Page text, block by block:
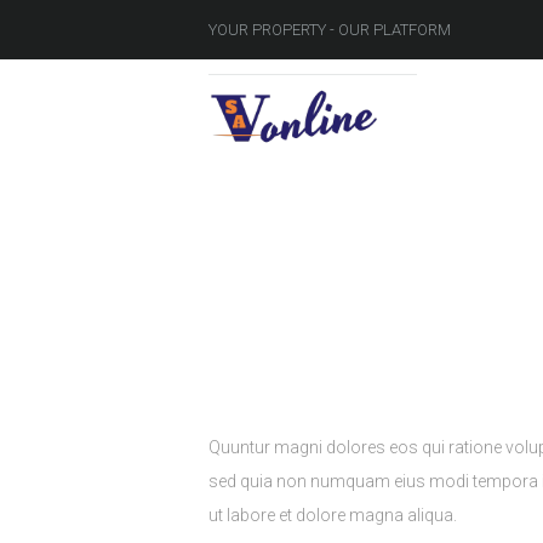
YOUR PROPERTY - OUR PLATFORM
Quuntur magni dolores eos qui ratione
sed quia non numquam eius modi
ut labore et dolore magna aliqua.